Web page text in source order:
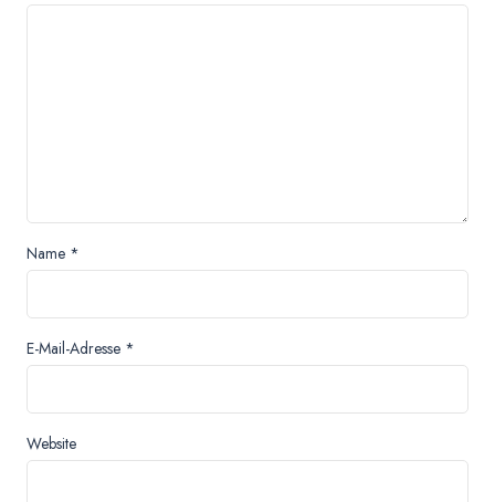
Name *
E-Mail-Adresse *
Website